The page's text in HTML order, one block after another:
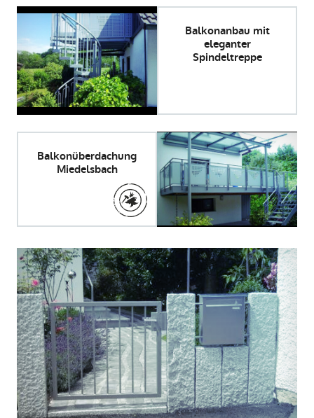
Balkonanbau mit
eleganter
Spindeltreppe
Balkonüberdachung
Miedelsbach